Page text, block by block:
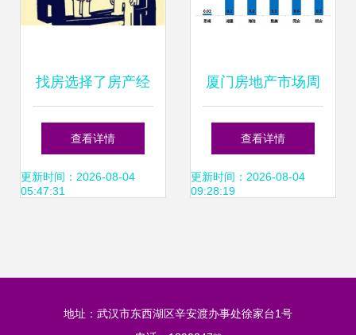
找房选择了房产经
纪人，就请尊重他
们的专业服务
查看详情
更新时间：2026-08-04
05:47:31
厦门房地产市场周
报 房地产经纪服务
动态与市场观察
查看详情
更新时间：2026-08-04
09:28:19
地址：武汉市东西湖区辛安渡办事处徐家台1号